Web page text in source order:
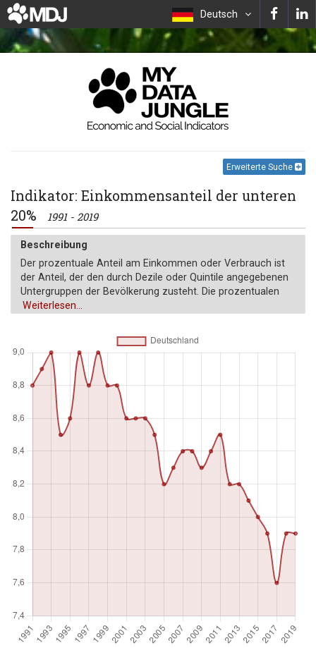
Deutsch
Erweiterte Suche
Indikator: Einkommensanteil der unteren
20%
1991 - 2019
Beschreibung
Der prozentuale Anteil am Einkommen oder Verbrauch ist
der Anteil, der den durch Dezile oder Quintile angegebenen
Untergruppen der Bevölkerung zusteht. Die prozentualen
Anteile pro Quintil könnten aufgrund von Rundungen nicht
%
Weiterlesen...